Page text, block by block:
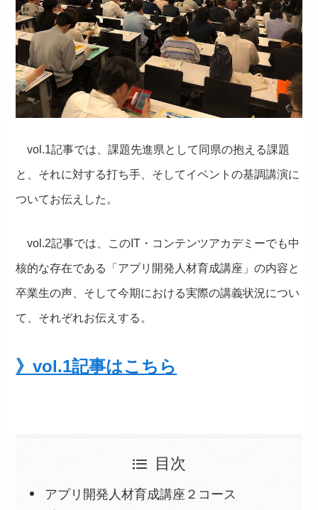
vol.1記事では、課題先進県として同県の抱える課題
と、それに対する打ち手、そしてイベントの基調講演に
ついてお伝えした。
vol.2記事では、このIT・コンテンツアカデミーでも中
核的な存在である「アプリ開発人材育成講座」の内容と
卒業生の声、そして今期における実際の講義状況につい
て、それぞれお伝えする。
》vol.1記事はこちら
目次
アプリ開発人材育成講座２コース